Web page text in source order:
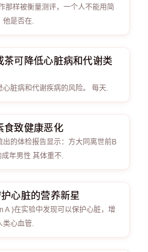
那样被衡量测评，一个人不能用简
他是否在.
茶可降低心脏病和代谢类
脏病和代谢疾病的风险。 每天.
食致健康恶化
出的体检报告显示：方大同离世前B
年男性 其体重不.
心脏的营养新星
A )在实验中发现可以保护心脏，增
类心血管.